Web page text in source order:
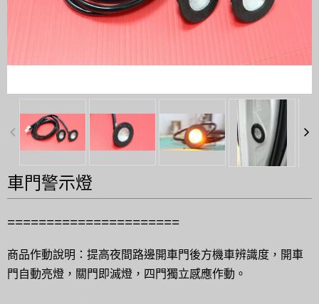
車門警示燈
======================
商品作動說明：提高夜間路邊開車門後方機車辨識度，開車
門自動亮燈，關門即滅燈，四門獨立感應作動。